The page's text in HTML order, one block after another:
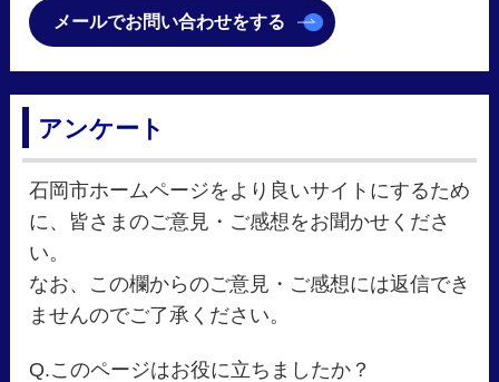
メールでお問い合わせをする
アンケート
石岡市ホームページをより良いサイトにするため
に、皆さまのご意見・ご感想をお聞かせくださ
い。
なお、この欄からのご意見・ご感想には返信でき
ませんのでご了承ください。
Q.このページはお役に立ちましたか？